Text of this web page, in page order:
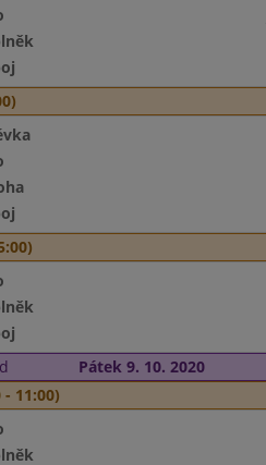
Pátek 9. 10. 2020
11:00)